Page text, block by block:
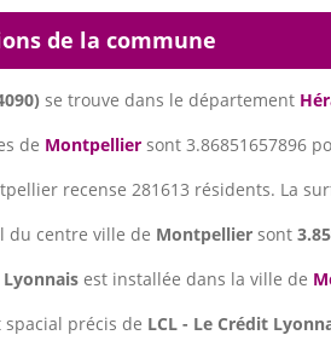
de la commune
se trouve dans le département
de Montpellier sont 3.86851657896
recense 281613 résidents. La
du centre ville de Montpellier sont
Lyonnais est installée dans la ville de
précis de LCL - Le Crédit